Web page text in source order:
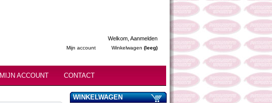
Welkom, Aanmelden
Winkelwagen (leeg)
Mijn account
MIJN ACCOUNT CONTACT
WINKELWAGEN